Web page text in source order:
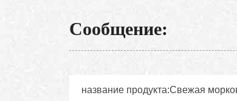
Сообщение: